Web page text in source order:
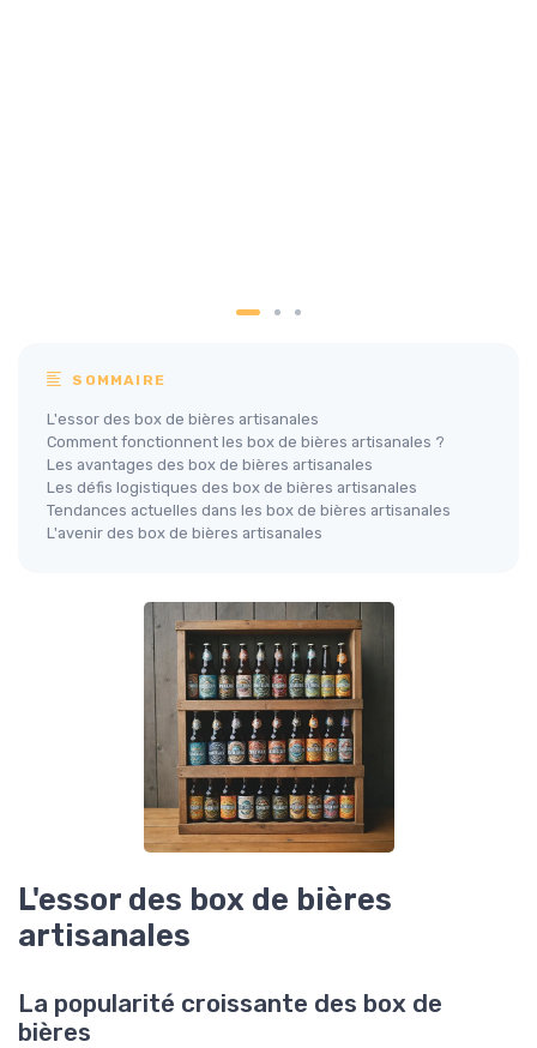
SOMMAIRE
L'essor des box de bières artisanales
Comment fonctionnent les box de bières artisanales ?
Les avantages des box de bières artisanales
Les défis logistiques des box de bières artisanales
Tendances actuelles dans les box de bières artisanales
L'avenir des box de bières artisanales
L'essor des box de bières
artisanales
La popularité croissante des box de
bières